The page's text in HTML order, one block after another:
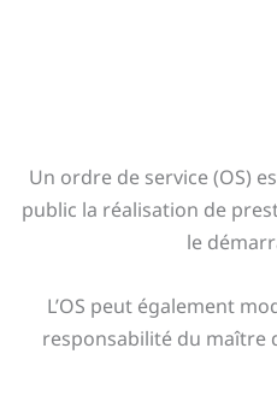
Un ordre de service (OS)
public la réalisation de
le
L’OS peut également
responsabilité du maître